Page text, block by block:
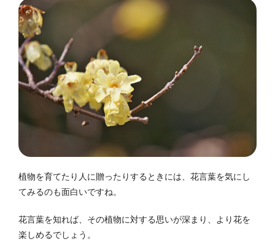
植物を育てたり人に贈ったりするときには、花言葉を気にし
てみるのも面白いですね。
花言葉を知れば、その植物に対する思いが深まり、より花を
楽しめるでしょう。